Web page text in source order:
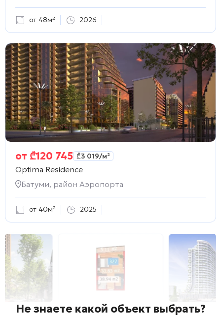
от 48м² 2026
от ₾120 745 ₾3 019/м²
Optima Residence
Батуми, район Аэропорта
от 40м² 2025
Не знаете какой объект выбрать?